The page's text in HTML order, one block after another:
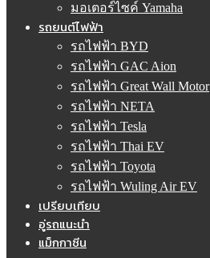
มอเตอร์ไซค์ Yamaha
รถยนต์ไฟฟ้า
รถไฟฟ้า BYD
รถไฟฟ้า GAC Aion
รถไฟฟ้า Great Wall Motor
รถไฟฟ้า NETA
รถไฟฟ้า Tesla
รถไฟฟ้า Thai EV
รถไฟฟ้า Toyota
รถไฟฟ้า Wuling Air EV
เปรียบเทียบ
อู่รถแนะนำ
แม็กกาซีน